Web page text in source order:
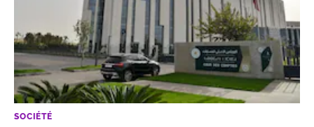
SOCIÉTÉ